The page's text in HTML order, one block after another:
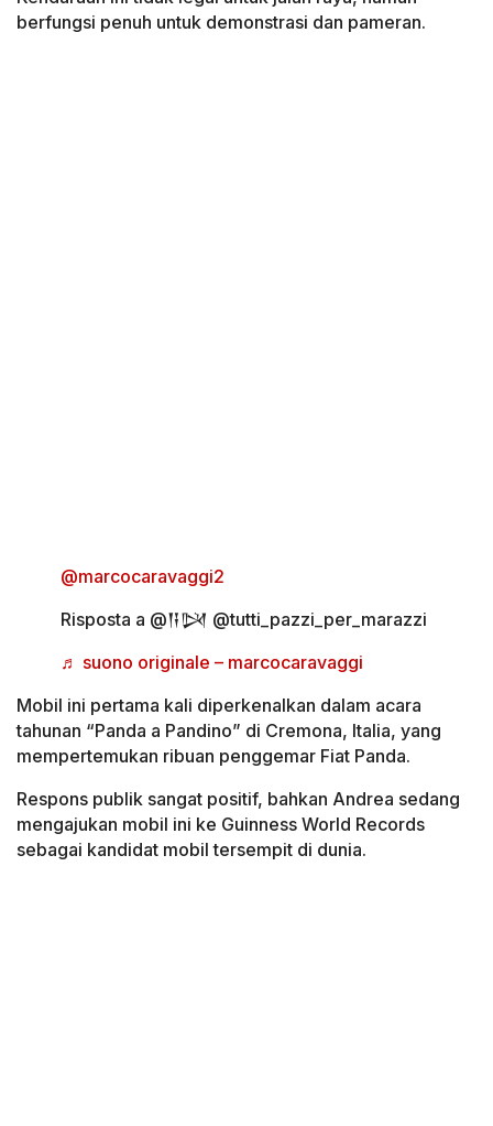
berfungsi penuh untuk demonstrasi dan pameran.
@marcocaravaggi2
Risposta a @𒀀𒄼 @tutti_pazzi_per_marazzi
♬ suono originale – marcocaravaggi
Mobil ini pertama kali diperkenalkan dalam acara
tahunan “Panda a Pandino” di Cremona, Italia, yang
mempertemukan ribuan penggemar Fiat Panda.
Respons publik sangat positif, bahkan Andrea sedang
mengajukan mobil ini ke Guinness World Records
sebagai kandidat mobil tersempit di dunia.